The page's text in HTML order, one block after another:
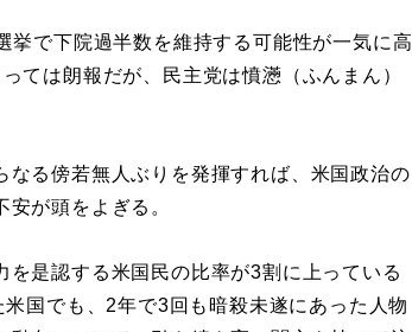
で下院過半数を維持する可能性が一気に高
ては朗報だが、民主党は憤懣（ふんまん）
る傍若無人ぶりを発揮すれば、米国政治の
が頭をよぎる。
是認する米国民の比率が3割に上っている
国でも、2年で3回も暗殺未遂にあった人物